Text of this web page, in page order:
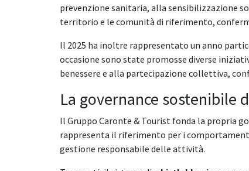
prevenzione sanitaria, alla sensibilizzazione
territorio e le comunità di riferimento,
Il 2025 ha inoltre rappresentato un anno
occasione sono state promosse diverse
benessere e alla partecipazione collettiva,
La governance sostenibile
Il Gruppo Caronte & Tourist fonda la propria
rappresenta il riferimento per i
gestione responsabile delle attività.